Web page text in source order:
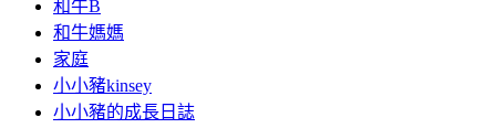
和牛B
和牛媽媽
家庭
小小豬kinsey
小小豬的成長日誌